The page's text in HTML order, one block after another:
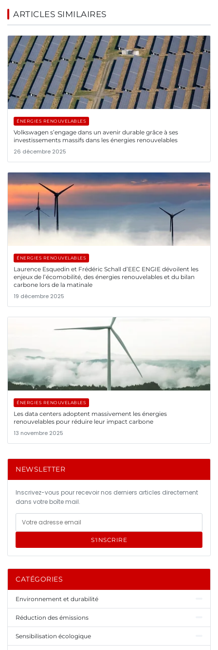
ARTICLES SIMILAIRES
ÉNERGIES RENOUVELABLES
Volkswagen s’engage dans un avenir durable grâce à ses
investissements massifs dans les énergies renouvelables
26 décembre 2025
ÉNERGIES RENOUVELABLES
Laurence Esquedin et Frédéric Schall d’EEC ENGIE dévoilent les
enjeux de l’écomobilité, des énergies renouvelables et du bilan
carbone lors de la matinale
19 décembre 2025
ÉNERGIES RENOUVELABLES
Les data centers adoptent massivement les énergies
renouvelables pour réduire leur impact carbone
13 novembre 2025
NEWSLETTER
Inscrivez-vous pour recevoir nos derniers articles directement
dans votre boîte mail.
S'INSCRIRE
CATÉGORIES
Environnement et durabilité
Réduction des émissions
Sensibilisation écologique